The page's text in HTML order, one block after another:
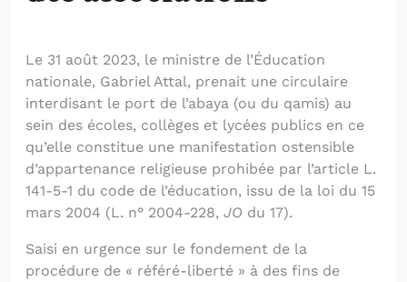
Le 31 août 2023, le ministre de l’Éducation
nationale, Gabriel Attal, prenait une circulaire
interdisant le port de l’abaya (ou du qamis) au
sein des écoles, collèges et lycées publics en ce
qu’elle constitue une manifestation ostensible
d’appartenance religieuse prohibée par l’article L.
141-5-1 du code de l’éducation, issu de la loi du 15
mars 2004 (L. n° 2004-228, JO du 17).
Saisi en urgence sur le fondement de la
procédure de « référé-liberté » à des fins de